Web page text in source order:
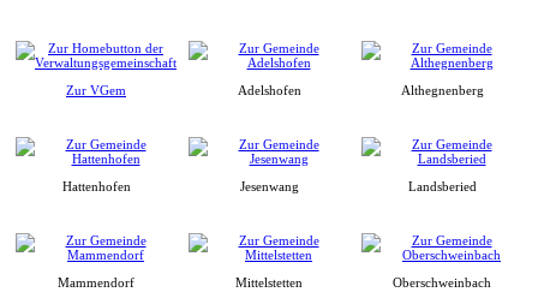
Zur VGem Adelshofen Althegnenberg
Hattenhofen Jesenwang Landsberied
Mammendorf Mittelstetten Oberschweinbach